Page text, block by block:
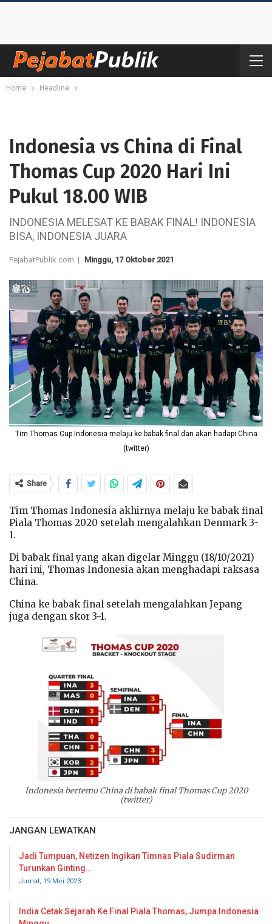
Home Headline
Indonesia vs China di Final
Thomas Cup 2020 Hari Ini
Pukul 18.00 WIB
INDONESIA MELESAT KE BABAK FINAL! INDONESIA
BISA, INDONESIA JUARA
PejabatPublik.com | Minggu, 17 Oktober 2021
Tim Thomas Cup Indonesia melaju ke babak final dan akan hadapi China
(twitter)
Share
Tim Thomas Indonesia akhirnya melaju ke babak final
Piala Thomas 2020 setelah mengalahkan Denmark 3-
1.
Di babak final yang akan digelar Minggu (18/10/2021)
hari ini, Thomas Indonesia akan menghadapi raksasa
China.
China ke babak final setelah mengalahkan Jepang
juga dengan skor 3-1.
Indonesia bertemu China di babak final Thomas Cup 2020
(twitter)
JANGAN LEWATKAN
Jadi Tumpuan, Netizen Ingikan Timnas Piala Sudirman
Turunkan Ginting…
Jumat, 19 Mei 2023
India Cetak Sejarah Ke Final Piala Thomas, Jumpa Indonesia